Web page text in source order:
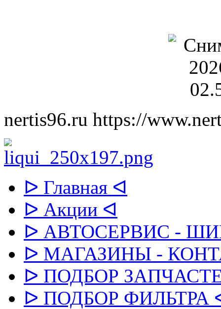
nertis96.ru https://
ᐅ Главная ᐊ
ᐅ Акции ᐊ
ᐅ АВТОСЕРВИС -
ᐅ МАГАЗИНЫ -
ᐅ ПОДБОР
ᐅ ПОДБОР ФИЛЬТРА